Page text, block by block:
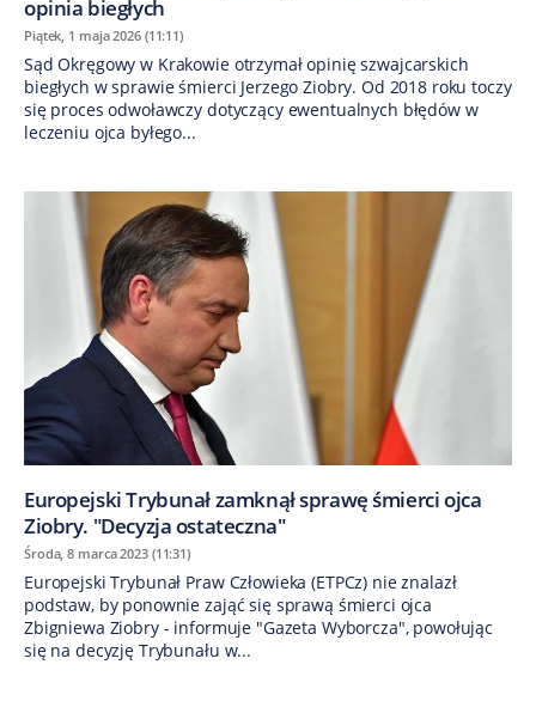
opinia biegłych
Piątek, 1 maja 2026 (11:11)
Sąd Okręgowy w Krakowie otrzymał opinię szwajcarskich
biegłych w sprawie śmierci Jerzego Ziobry. Od 2018 roku toczy
się proces odwoławczy dotyczący ewentualnych błędów w
leczeniu ojca byłego...
Europejski Trybunał zamknął sprawę śmierci ojca
Ziobry. "Decyzja ostateczna"
Środa, 8 marca 2023 (11:31)
Europejski Trybunał Praw Człowieka (ETPCz) nie znalazł
podstaw, by ponownie zająć się sprawą śmierci ojca
Zbigniewa Ziobry - informuje "Gazeta Wyborcza", powołując
się na decyzję Trybunału w...